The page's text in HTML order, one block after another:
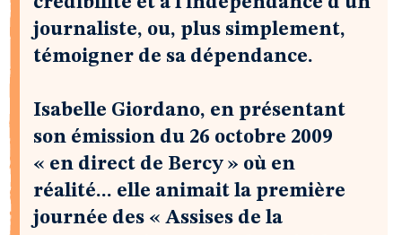
journaliste, ou, plus simplement,
témoigner de sa dépendance.
Isabelle Giordano, en présentant
son émission du 26 octobre 2009
« en direct de Bercy » où en
réalité... elle animait la première
journée des « Assises de la